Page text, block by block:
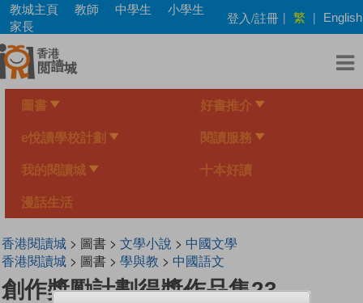
Skip
main
content
教城主頁 教師 中學生
小學生
家長
登入/註冊 | 繁 | English
圖書 好書推介
e悅讀學校計劃 閱讀服務
我的閱讀城 十本好讀
漫話生活
香港閱讀城> 圖書 > 文學小說 > 中國文學
香港閱讀城> 圖書 > 學與教 > 中國語文
創作獎勵計劃得獎作品集23